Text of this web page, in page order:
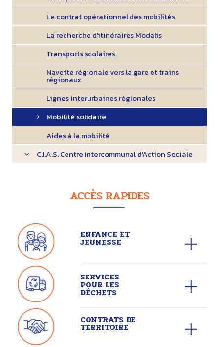
Le contrat opérationnel des mobilités
La recherche d'itinéraires Modalis
Transports scolaires
Navette régionale vers la gare et trains
régionaux
Lignes interurbaines régionales
Mobilité solidaire
Aides à la mobilité
C.I.A.S. Centre Intercommunal d'Action Sociale
ACCÈS RAPIDES
ENFANCE ET
JEUNESSE
SERVICES
POUR LES
DÉCHETS
CONTRATS DE
TERRITOIRE